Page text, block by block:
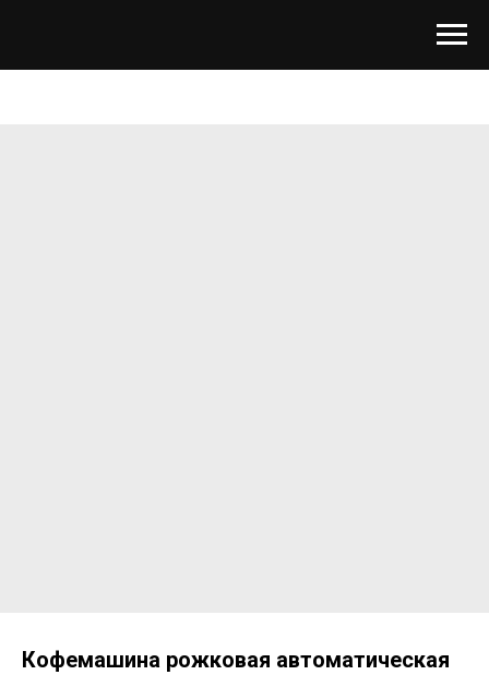
Кофемашина рожковая автоматическая